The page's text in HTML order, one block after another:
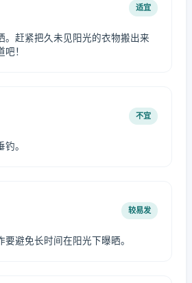
适宜
。赶紧把久未见阳光的衣物搬出来
！
不宜
。
较易发
避免长时间在阳光下曝晒。